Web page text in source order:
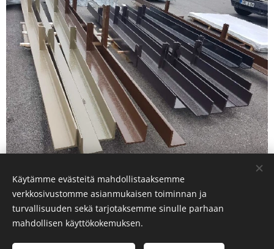
© Teräsel Engineering Oy 2026 Kaikki oikeudet pidätetään
Käytämme evästeitä mahdollistaaksemme
verkkosivustomme asianmukaisen toiminnan ja
turvallisuuden sekä tarjotaksemme sinulle parhaan
mahdollisen käyttökokemuksen.